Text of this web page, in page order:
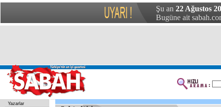
Şu an 22 Ağustos
Bugüne ait
Yazarlar